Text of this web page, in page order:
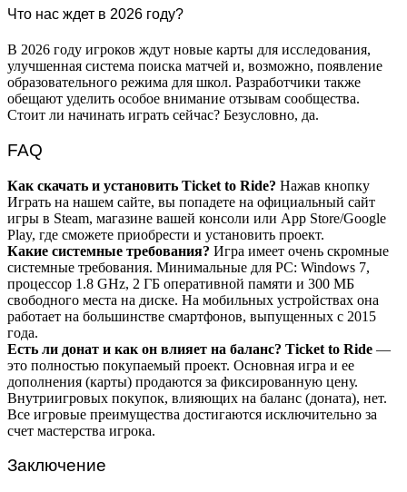
Что нас ждет в 2026 году?
В 2026 году игроков ждут новые карты для исследования,
улучшенная система поиска матчей и, возможно, появление
образовательного режима для школ. Разработчики также
обещают уделить особое внимание отзывам сообщества.
Стоит ли начинать играть сейчас? Безусловно, да.
FAQ
Как скачать и установить Ticket to Ride? Нажав кнопку
Играть на нашем сайте, вы попадете на официальный сайт
игры в Steam, магазине вашей консоли или App Store/Google
Play, где сможете приобрести и установить проект.
Какие системные требования? Игра имеет очень скромные
системные требования. Минимальные для PC: Windows 7,
процессор 1.8 GHz, 2 ГБ оперативной памяти и 300 МБ
свободного места на диске. На мобильных устройствах она
работает на большинстве смартфонов, выпущенных с 2015
года.
Есть ли донат и как он влияет на баланс? Ticket to Ride —
это полностью покупаемый проект. Основная игра и ее
дополнения (карты) продаются за фиксированную цену.
Внутриигровых покупок, влияющих на баланс (доната), нет.
Все игровые преимущества достигаются исключительно за
счет мастерства игрока.
Заключение